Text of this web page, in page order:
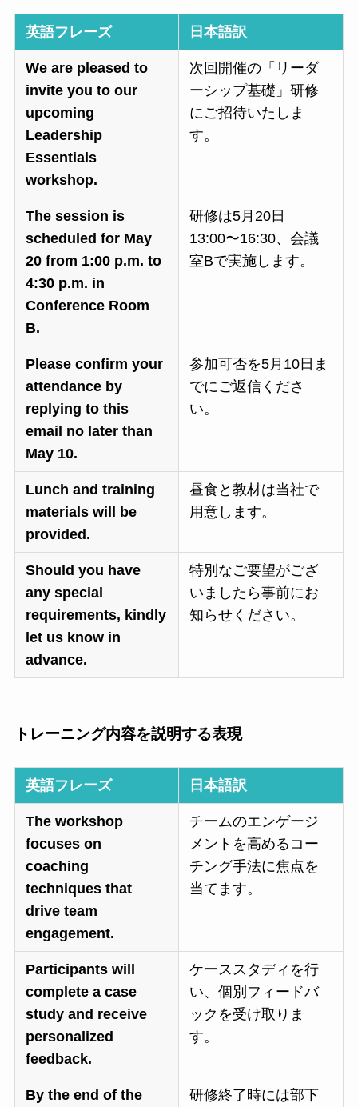
英語フレーズ 日本語訳
We are pleased to
invite you to our
upcoming
Leadership
Essentials
workshop.
次回開催の「リーダ
ーシップ基礎」研修
にご招待いたしま
す。
The session is
scheduled for May
20 from 1:00 p.m. to
4:30 p.m. in
Conference Room
B.
研修は5月20日
13:00〜16:30、会議
室Bで実施します。
Please confirm your
attendance by
replying to this
email no later than
May 10.
参加可否を5月10日ま
でにご返信くださ
い。
Lunch and training
materials will be
provided.
昼食と教材は当社で
用意します。
Should you have
any special
requirements, kindly
let us know in
advance.
特別なご要望がござ
いましたら事前にお
知らせください。
トレーニング内容を説明する表現
英語フレーズ 日本語訳
The workshop
focuses on
coaching
techniques that
drive team
engagement.
チームのエンゲージ
メントを高めるコー
チング手法に焦点を
当てます。
Participants will
complete a case
study and receive
personalized
feedback.
ケーススタディを行
い、個別フィードバ
ックを受け取りま
す。
By the end of the
研修終了時には部下